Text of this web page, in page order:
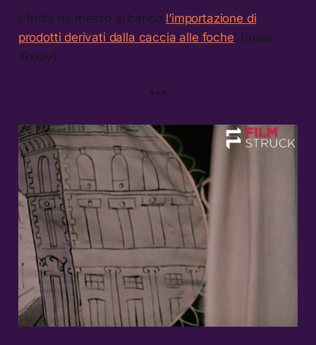
L’India ha messo al bando l’importazione di
prodotti derivati dalla caccia alle foche. (India
Today)
***